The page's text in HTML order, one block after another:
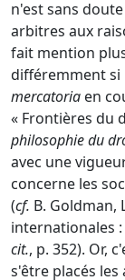
n'est sans
arbitres aux
fait mention
différemment si
mercatoria en
« Frontières du
philosophie du
avec une
concerne les
(cf. B. Goldman,
internationales :
cit., p. 352). Or,
s'être placés